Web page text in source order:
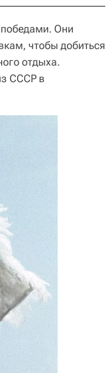
Они
чтобы добиться
отдыха.
СССР в